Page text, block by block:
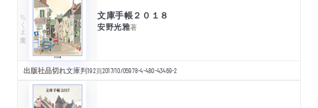
ちくま文庫 文庫手帳２０１８
安野光雅著
出版社品切れ文庫判192頁2017/10/05978-4-480-43469-2